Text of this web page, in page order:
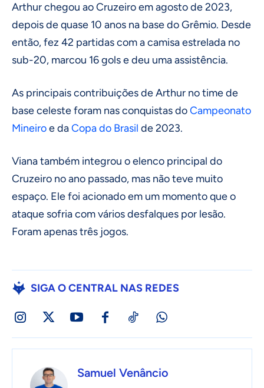
Arthur chegou ao Cruzeiro em agosto de 2023,
depois de quase 10 anos na base do Grêmio. Desde
então, fez 42 partidas com a camisa estrelada no
sub-20, marcou 16 gols e deu uma assistência.
As principais contribuições de Arthur no time de
base celeste foram nas conquistas doCampeonato
Mineiroe daCopa do Brasil de 2023.
Viana também integrou o elenco principal do
Cruzeiro no ano passado, mas não teve muito
espaço. Ele foi acionado em um momento que o
ataque sofria com vários desfalques por lesão.
Foram apenas três jogos.
SIGA O CENTRAL NAS REDES
Samuel Venâncio